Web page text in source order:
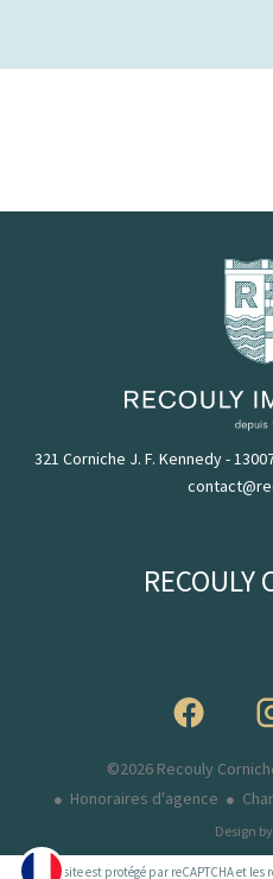
321 Corniche J. F. Kennedy -
RECOULY
©2026 Recouly
Honoraires d'agence
Design by
Ce site est protégé par reCAPTCHA et les